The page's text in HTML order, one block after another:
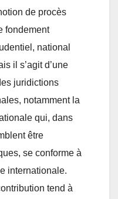
de procès
fondement
national
il s’agit d’une
juridictions
notamment la
qui, dans
être
se conforme à
internationale.
tend à